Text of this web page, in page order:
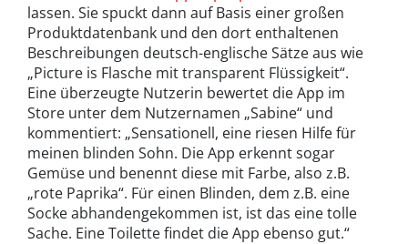
lassen. Sie spuckt dann auf Basis einer großen
Produktdatenbank und den dort enthaltenen
Beschreibungen deutsch-englische Sätze aus wie
„Picture is Flasche mit transparent Flüssigkeit“.
Eine überzeugte Nutzerin bewertet die App im
Store unter dem Nutzernamen „Sabine“ und
kommentiert: „Sensationell, eine riesen Hilfe für
meinen blinden Sohn. Die App erkennt sogar
Gemüse und benennt diese mit Farbe, also z.B.
„rote Paprika“. Für einen Blinden, dem z.B. eine
Socke abhandengekommen ist, ist das eine tolle
Sache. Eine Toilette findet die App ebenso gut.“